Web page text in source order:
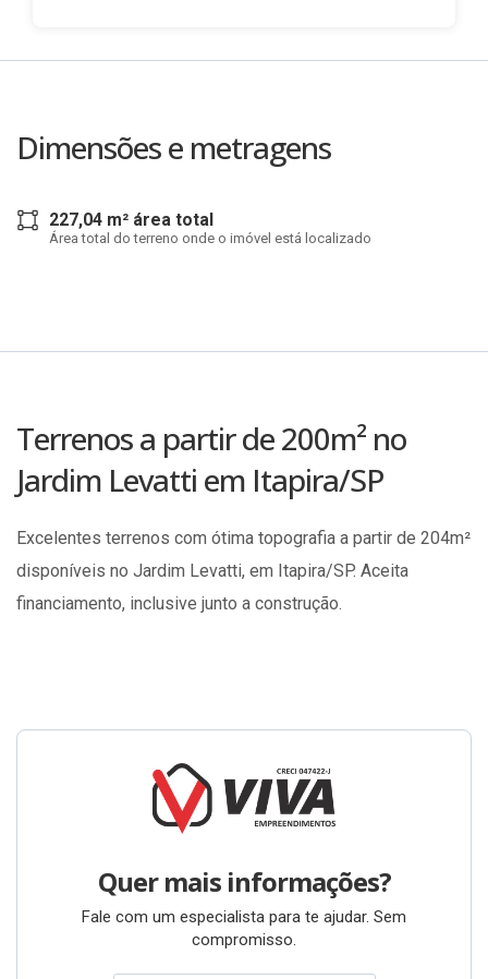
Dimensões e metragens
227,04 m² área total
Área total do terreno onde o imóvel está localizado
Terrenos a partir de 200m² no
Jardim Levatti em Itapira/SP
Excelentes terrenos com ótima topografia a partir de 204m²
disponíveis no Jardim Levatti, em Itapira/SP. Aceita
financiamento, inclusive junto a construção.
Quer mais informações?
Fale com um especialista para te ajudar. Sem
compromisso.